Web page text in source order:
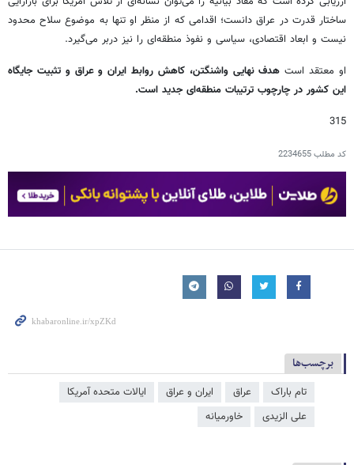
ساختار قدرت در عراق دانست؛ اقدامی که از منظر او تنها به موضوع سلاح محدود
نیست و ابعاد اقتصادی، سیاسی و نفوذ منطقه‌ای را نیز دربر می‌گیرد.
او معتقد است هدف نهایی واشنگتن، کاهش روابط ایران و عراق و تثبیت جایگاه
این کشور در چارچوب ترتیبات منطقه‌ای جدید است.
315
کد مطلب2234655
برچسب‌ها
تام باراک عراق ایران و عراق
ایالات متحده آمریکا
علی الزیدی
خاورمیانه